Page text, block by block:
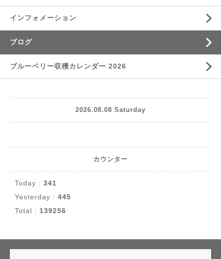
インフォメーション
ブログ
ブルーベリー収穫カレンダー 2026
2026.08.08 Saturday
カウンター
Today : 341
Yesterday : 445
Total : 139256